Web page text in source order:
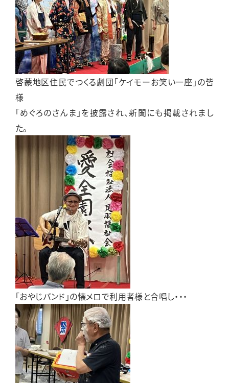
啓蒙地区住民でつくる劇団「ケイモーお笑い一座」の皆
様
「めぐろのさんま」を披露され、新聞にも掲載されまし
た。
「おやじバンド」の懐メロで利用者様と合唱し・・・